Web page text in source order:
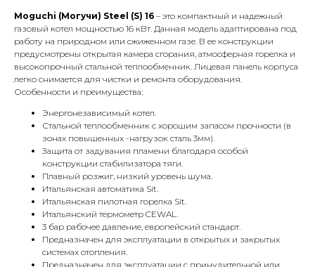
Moguchi (Могучи) Steel (S) 16 – это компактный и надежный
газовый котел мощностью 16 кВт. Данная модель адаптирована под
работу на природном или сжиженном газе. В ее конструкции
предусмотрены открытая камера сгорания, атмосферная горелка и
высокопрочный стальной теплообменник. Лицевая панель корпуса
легко снимается для чистки и ремонта оборудования.
Особенности и преимущества:
Энергонезависимый котел.
Стальной теплообменник с хорошим запасом прочности (в
зонах повышенных -нагрузок сталь 3мм).
Защита от задувания пламени благодаря особой
конструкции стабилизатора тяги.
Плавный розжиг, низкий уровень шума.
Итальянская автоматика Sit.
Итальянская пилотная горелка Sit.
Итальянский термометр CEWAL.
3 бар рабочее давление, европейский стандарт.
Предназначен для эксплуатации в открытых и закрытых
системах отопления.
Предназначен для эксплуатации c принудительной или
Адрес
КОНТАКТЫ